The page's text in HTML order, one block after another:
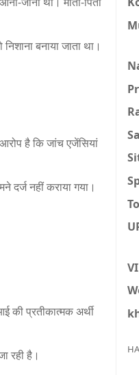
बनाया जाता था।
है कि जांच एजेंसियां
नहीं कराया गया।
की प्रतीकात्मक अर्थी
रही है।